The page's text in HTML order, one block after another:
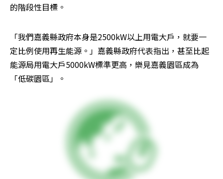
的階段性目標。
「我們嘉義縣政府本身是2500kW以上用電大戶，就要一
定比例使用再生能源。」嘉義縣政府代表指出，甚至比起
能源局用電大戶5000kW標準更高，樂見嘉義園區成為
「低碳園區」。